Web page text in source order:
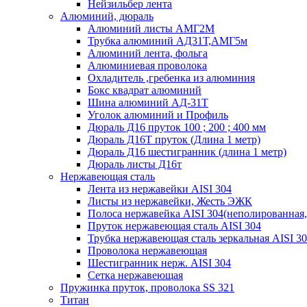
Нейзильбер лента
Алюминий, дюраль
Алюминий листы АМГ2М
Трубка алюминий АД31Т,АМГ5м
Алюминий лента, фольга
Алюминиевая проволока
Охладитель ,гребенка из алюминия
Бокс квадрат алюминий
Шина алюминий АД-31Т
Уголок алюминий и Профиль
Дюраль Д16 пруток 100 ; 200 ; 400 мм
Дюраль Д16Т пруток (Длина 1 метр)
Дюраль Д16 шестигранник (длина 1 метр)
Дюраль листы Д16т
Нержавеющая сталь
Лента из нержавейки AISI 304
Листы из нержавейки, Жесть ЭЖК
Полоса нержавейка АISI
Пруток нержавеющая сталь AISI 304
Трубка нержавеющая сталь зеркальная AISI
Проволока нержавеющая
Шестигранник нерж. AISI 304
Сетка нержавеющая
Пружинка пруток, проволока SS 321
Титан